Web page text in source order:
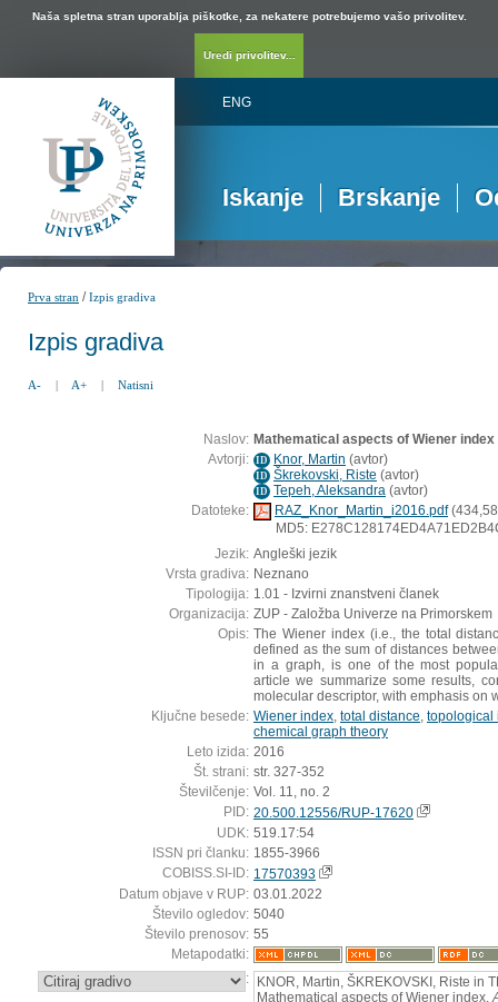
Naša spletna stran uporablja piškotke, za nekatere potrebujemo vašo privolitev.
Uredi privolitev...
ENG
Iskanje Brskanje
Prva stran /Izpis gradiva
Izpis gradiva
A- | A+ | Natisni
Naslov: Mathematical aspects of Wiener index
Avtorji: ID Knor, Martin (avtor)
ID Škrekovski, Riste (avtor)
ID Tepeh, Aleksandra (avtor)
Datoteke:
RAZ_Knor_Martin_i2016.pdf
MD5:
Jezik: Angleški jezik
Vrsta gradiva: Neznano
Tipologija: 1.01 - Izvirni znanstveni članek
Organizacija: ZUP - Založba Univerze na Primorskem
Opis: The Wiener index (i.e., the total
defined as the sum of distances
in a graph, is one of the most
article we summarize some results,
molecular descriptor, with emphasis on
Ključne besede: Wiener index total distance topological
chemical graph theory
Leto izida: 2016
Št. strani: str. 327-352
Številčenje: Vol. 11, no. 2
PID: 20.500.12556/RUP-17620
UDK: 519.17:54
ISSN pri članku: 1855-3966
COBISS.SI-ID: 17570393
Datum objave v RUP: 03.01.2022
Število ogledov: 5040
Število prenosov: 55
Metapodatki:
: KNOR, Martin, ŠKREKOVSKI, Riste in
Mathematical aspects of Wiener index.